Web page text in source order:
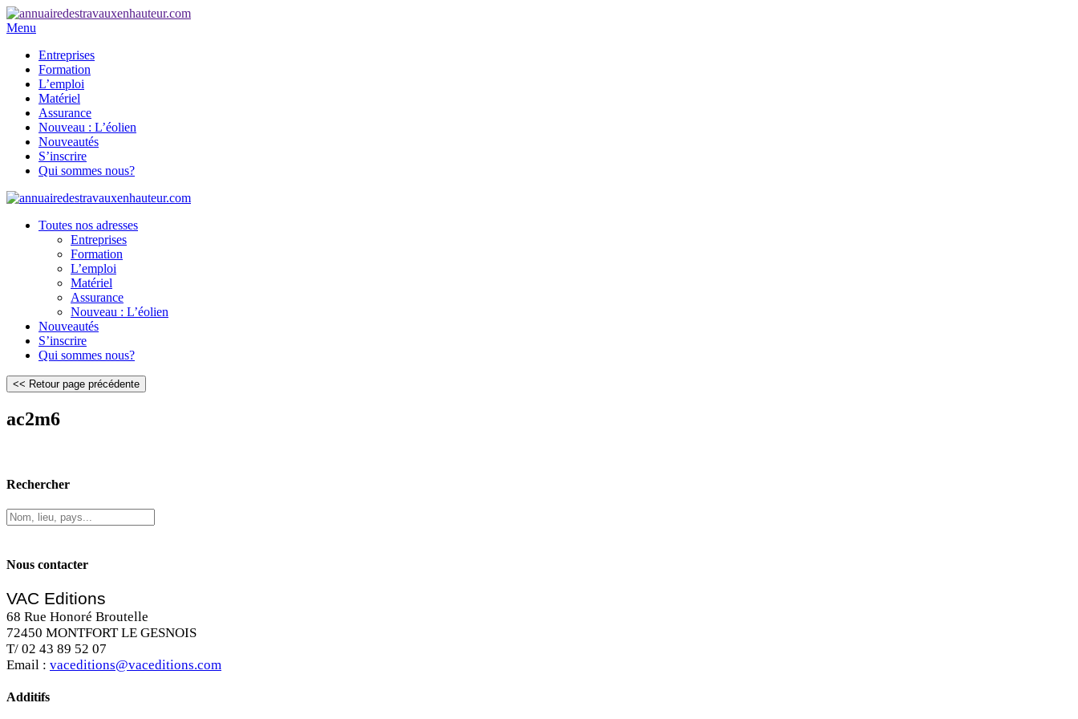
Menu
Entreprises
Formation
L’emploi
Matériel
Assurance
Nouveau : L’éolien
Nouveautés
S’inscrire
Qui sommes nous?
Toutes nos adresses
Entreprises
Formation
L’emploi
Matériel
Assurance
Nouveau : L’éolien
Nouveautés
S’inscrire
Qui sommes nous?
ac2m6
Rechercher
Nous contacter
VAC Editions
68 Rue Honoré Broutelle
72450 MONTFORT LE GESNOIS
T/ 02 43 89 52 07
Email : vaceditions@vaceditions.com
Additifs